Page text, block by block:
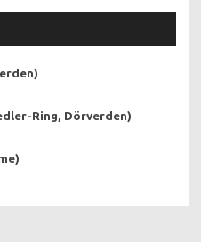
Ring, Dörverden)